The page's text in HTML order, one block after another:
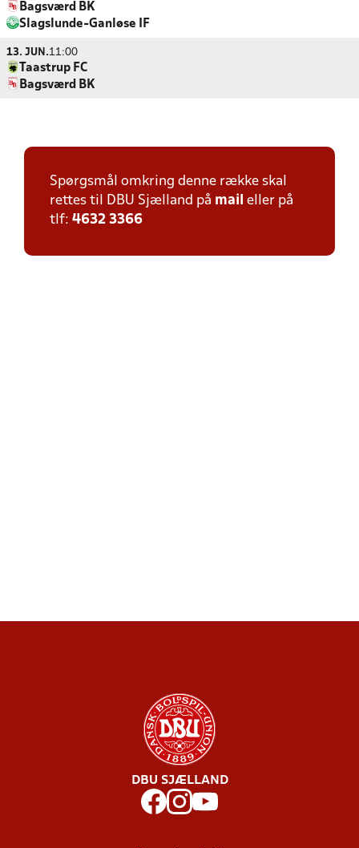
Bagsværd BK
Slagslunde-Ganløse IF
13. JUN.11:00
Taastrup FC
Bagsværd BK
Spørgsmål omkring denne række skal
rettes til DBU Sjælland på mail eller på
tlf: 4632 3366
DBU SJÆLLAND